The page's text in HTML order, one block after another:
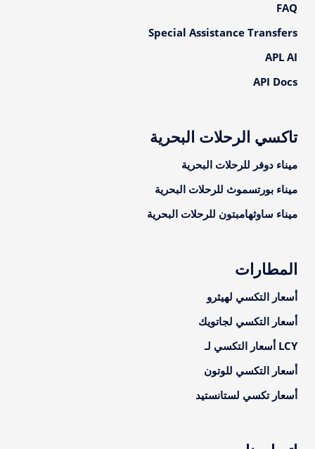
FAQ
Special Assistance Transfers
APL AI
API Docs
تاكسي الرحلات البحرية
ميناء دوفر للرحلات البحرية
ميناء بورتسموث للرحلات البحرية
ميناء ساوثهامبتون للرحلات البحرية
المطارات
أسعار التكسي لهيثرو
أسعار التكسي لجاتويك
LCY أسعار التكسي لـ
أسعار التكسي للوتون
أسعار تكسي لستانستيد